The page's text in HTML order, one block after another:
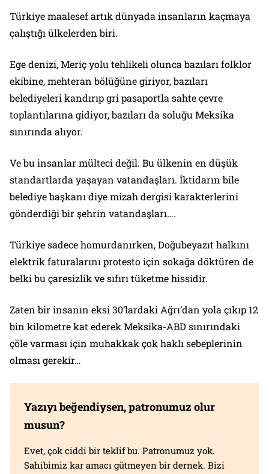
Türkiye maalesef artık dünyada insanların kaçmaya
çalıştığı ülkelerden biri.
Ege denizi, Meriç yolu tehlikeli olunca bazıları folklor
ekibine, mehteran bölüğüne giriyor, bazıları
belediyeleri kandırıp gri pasaportla sahte çevre
toplantılarına gidiyor, bazıları da soluğu Meksika
sınırında alıyor.
Ve bu insanlar mülteci değil. Bu ülkenin en düşük
standartlarda yaşayan vatandaşları. İktidarın bile
belediye başkanı diye mizah dergisi karakterlerini
gönderdiği bir şehrin vatandaşları….
Türkiye sadece homurdanırken, Doğubeyazıt halkını
elektrik faturalarını protesto için sokağa döktüren de
belki bu çaresizlik ve sıfırı tüketme hissidir.
Zaten bir insanın eksi 30’lardaki Ağrı’dan yola çıkıp 12
bin kilometre kat ederek Meksika-ABD sınırındaki
çöle varması için muhakkak çok haklı sebeplerinin
olması gerekir…
Yazıyı beğendiysen, patronumuz olur
musun?
Evet, çok ciddi bir teklif bu. Patronumuz yok.
Sahibimiz kar amacı gütmeyen bir dernek. Bizi